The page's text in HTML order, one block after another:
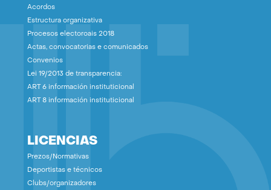
Acordos
Estructura organizativa
Procesos electoroais 2018
Actas, convocatorias e comunicados
Convenios
Lei 19/2013 de transparencia:
ART 6 información instituticional
ART 8 información instituticional
LICENCIAS
Prezos/Normativas
Deportistas e técnicos
Clubs/organizadores